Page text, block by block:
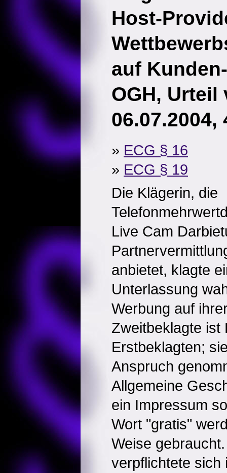
Host-
auf
OGH, Urteil
06.07.2004,
» ECG § 16
» ECG § 19
Die Klägerin, die
Live Cam
anbietet, klagte
Unterlassung
Werbung auf
Zweitbeklagte ist
Erstbeklagten;
Anspruch
Allgemeine
ein Impressum
Wort "gratis"
Weise
verpflichtete sich